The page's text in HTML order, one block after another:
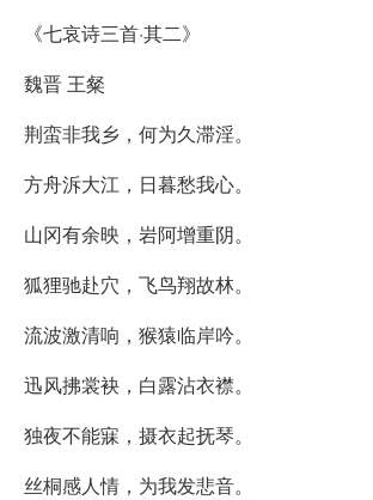
《七哀诗三首·其二》
魏晋 王粲
荆蛮非我乡，何为久滞淫。
方舟泝大江，日暮愁我心。
山冈有余映，岩阿增重阴。
狐狸驰赴穴，飞鸟翔故林。
流波激清响，猴猿临岸吟。
迅风拂裳袂，白露沾衣襟。
独夜不能寐，摄衣起抚琴。
丝桐感人情，为我发悲音。